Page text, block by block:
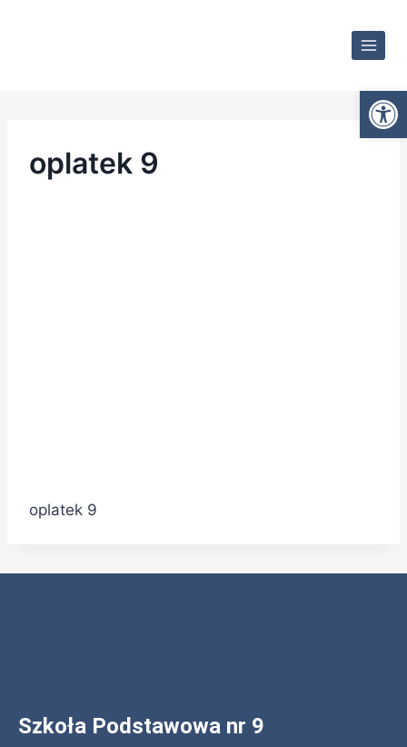
oplatek 9
oplatek 9
Szkoła Podstawowa nr 9